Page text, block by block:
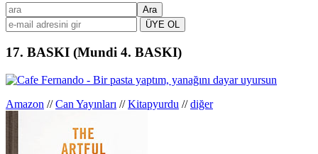
Birincil
kenar
çubuğu
ara
17. BASKI (Mundi 4. BASKI)
Amazon //Can Yayınları //Kitapyurdu //diğer